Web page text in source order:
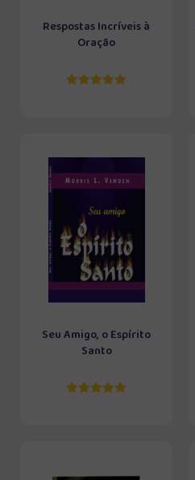
Respostas Incríveis à
Oração
Seu Amigo, o Espírito
Santo